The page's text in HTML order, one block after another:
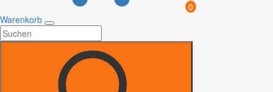
0
Warenkorb